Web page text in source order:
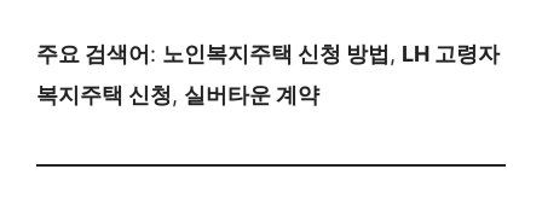
주요 검색어 : 노인복지주택 신청 방법 , LH 고령자
복지주택 신청, 실버타운 계약